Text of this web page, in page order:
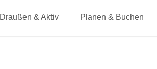
Draußen & Aktiv Planen & Buchen